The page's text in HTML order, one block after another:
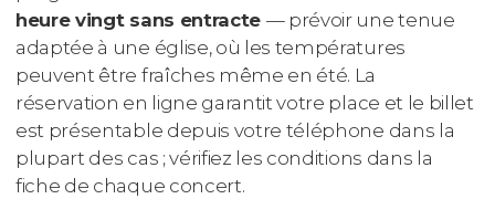
heure vingt sans entracte — prévoir une tenue
adaptée à une église, où les températures
peuvent être fraîches même en été. La
réservation en ligne garantit votre place et le billet
est présentable depuis votre téléphone dans la
plupart des cas ; vérifiez les conditions dans la
fiche de chaque concert.